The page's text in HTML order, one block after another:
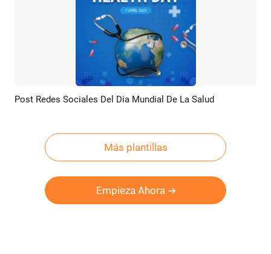
Previsualizar Personalizar
Post Redes Sociales Del Dia Mundial De La Salud
Más plantillas
Empieza Ahora